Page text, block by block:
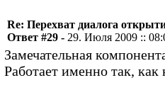
Re: Перехват диалога
Ответ #29 - 29. Июля 2009 ::
Замечательная
Работает именно так,